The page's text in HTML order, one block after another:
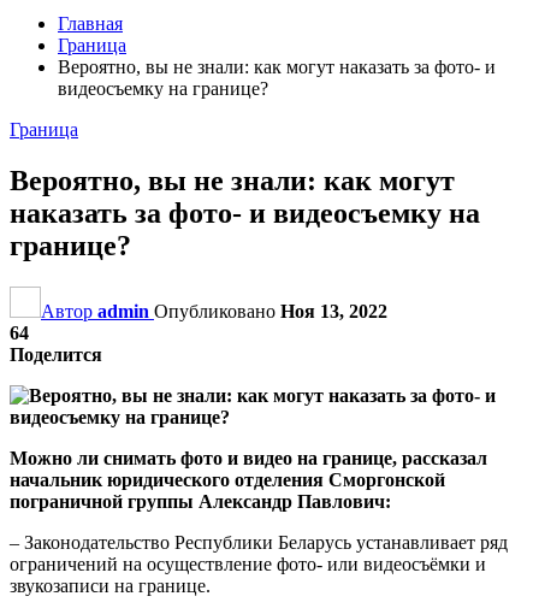
Главная
Граница
Вероятно, вы не знали: как могут наказать за фото- и
видеосъемку на границе?
Граница
Вероятно, вы не знали: как могут
наказать за фото- и видеосъемку на
границе?
Автор admin Опубликовано Ноя 13, 2022
64
Поделится
Можно ли снимать фото и видео на границе, рассказал
начальник юридического отделения Сморгонской
пограничной группы Александр Павлович:
– Законодательство Республики Беларусь устанавливает ряд
ограничений на осуществление фото- или видеосъёмки и
звукозаписи на границе.